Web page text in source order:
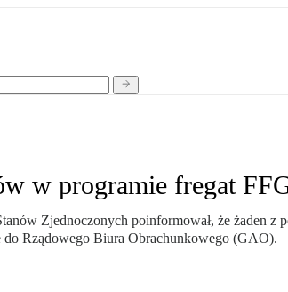
w programie fregat
Zjednoczonych poinformował, że żaden
do Rządowego Biura Obrachunkowego (GAO).